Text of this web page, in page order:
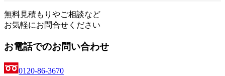
無料見積もりやご相談など
お気軽にお問合せください
お電話でのお問い合わせ
0120-86-3670